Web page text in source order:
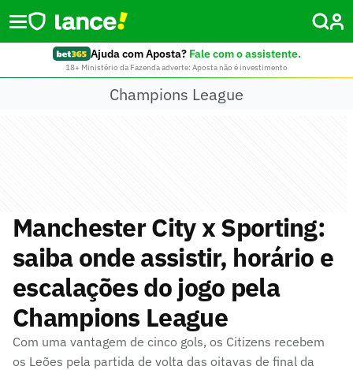
Ajuda com Aposta? Fale com o assistente.
18+ Ministério da Fazenda adverte: Aposta não é investimento
Champions League
Manchester City x Sporting:
saiba onde assistir, horário e
escalações do jogo pela
Champions League
Com uma vantagem de cinco gols, os Citizens recebem
os Leões pela partida de volta das oitavas de final da